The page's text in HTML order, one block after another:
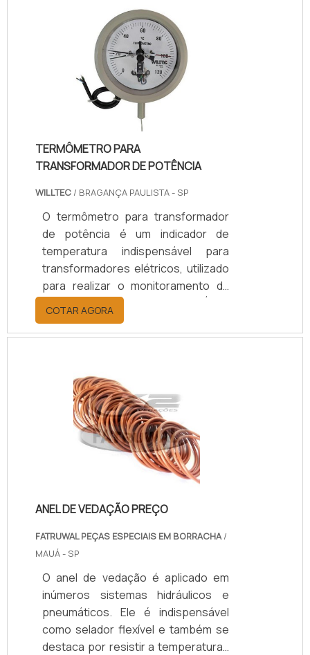
são fatores prejudiciais a estruturas
de concreto. A fabricação de juntas
de dilatação em estruturas de
concreto armado pode ser feita em
várias dimensões, atendendo a
necessidade especifica de cada
cliente. Ao utilizar um.
TERMÔMETRO PARA
TRANSFORMADOR DE POTÊNCIA
WILLTEC / BRAGANÇA PAULISTA - SP
O termômetro para transformador
de potência é um indicador de
temperatura indispensável para
transformadores elétricos, utilizado
para realizar o monitoramento da
temperatura do enrolamento. É um
dispositivo que funciona dentro dos
princípios da indução de corrente
modificar a tensão.Finalidade dos
termômetros para transformadores
de potência Garante o uso de
energia em residências e indústrias;
Indica a temperatura indispensável
para transformadores elétricos;
COTAR AGORA
ANEL DE VEDAÇÃO PREÇO
FATRUWAL PEÇAS ESPECIAIS EM BORRACHA/
MAUÁ - SP
O anel de vedação é aplicado em
inúmeros sistemas hidráulicos e
pneumáticos. Ele é indispensável
como selador flexível e também se
destaca por resistir a temperaturas